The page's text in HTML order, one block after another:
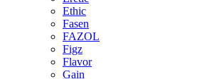
Ethic
Fasen
FAZOL
Figz
Flavor
Gain